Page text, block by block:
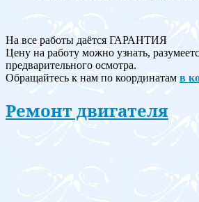
На все работы даётся ГАРАНТИЯ
Цену на работу можно узнать,
предварительного осмотра.
Обращайтесь к нам по координатам в
Ремонт двигателя